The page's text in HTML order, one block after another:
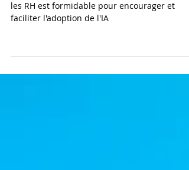
Une conférence sur l'Intelligence artificielle et